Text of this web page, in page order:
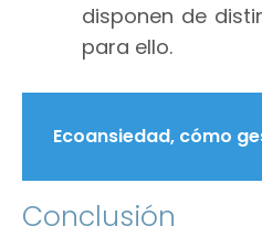
disponen de
para ello.
Ecoansiedad, cómo
Conclusión